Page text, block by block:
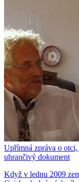
Upřímná zpráva o
uhrančivý dokument
Když v lednu 2009